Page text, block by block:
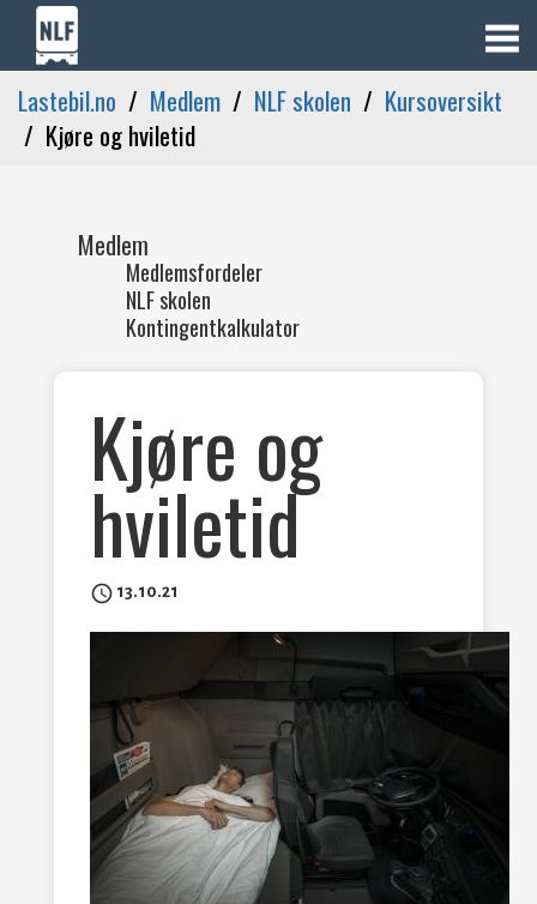
Lastebil.no Medlem NLF skolen
Kursoversikt
Kjøre og hviletid
Medlem
Medlemsfordeler
NLF skolen
Kontingentkalkulator
Kjøre og
hviletid
access_time 13.10.21